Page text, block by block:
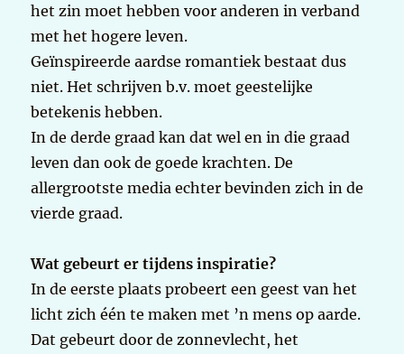
het zin moet hebben voor anderen in verband
met het hogere leven.
Geïnspireerde aardse romantiek bestaat dus
niet. Het schrijven b.v. moet geestelijke
betekenis hebben.
In de derde graad kan dat wel en in die graad
leven dan ook de goede krachten. De
allergrootste media echter bevinden zich in de
vierde graad.
Wat gebeurt er tijdens inspiratie?
In de eerste plaats probeert een geest van het
licht zich één te maken met ’n mens op aarde.
Dat gebeurt door de zonnevlecht, het